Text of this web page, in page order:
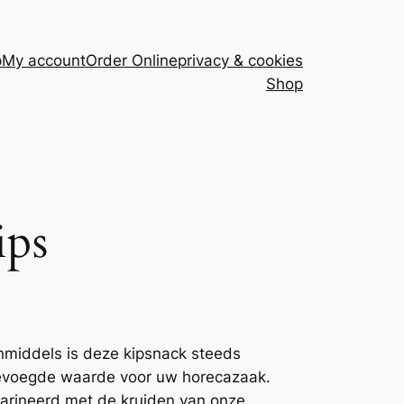
My accountOrder Onlineprivacy & cookies
Shop
is deze kipsnack steeds
waarde voor uw horecazaak.